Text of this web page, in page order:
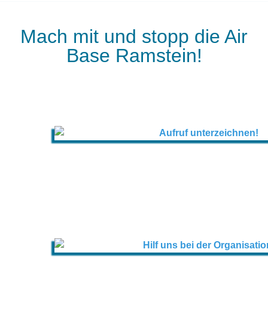
Mach mit und stopp die Air
Base Ramstein!